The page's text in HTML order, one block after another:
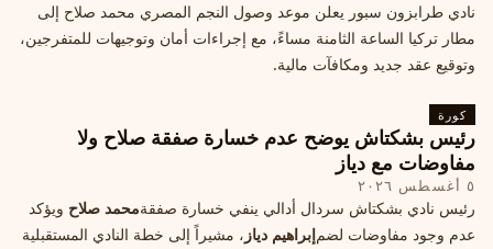
نادي طرابزون سبور يعلن موعد وصول النجم المصري محمد صلاح إلى
مطار تركيا الساعة الثامنة مساءً، مع إجراءات أمان وتوجيهات للمتفرجين،
وتوقيع عقد جديد ومكافآت مالية.
كورة
رئيس بشكتاش يوضح عدم خسارة صفقة صلاح ولا
مفاوضات مع دياز
٥ أغسطس ٢٠٢٦
رئيس نادي بشكتاش سردال أدالي ينفي خسارة صفقةمحمد صلاح ويؤكد
عدم وجود مفاوضات لضمإبراهيم دياز ، مشيراً إلى خطة النادي المستقبلية